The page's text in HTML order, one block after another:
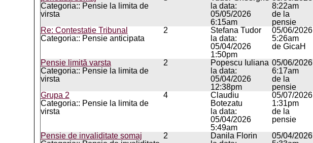
Categoria:: Pensie la limita de
virsta
la data:
05/05/2026
6:15am
8:22am
de la
pensie
Re: Contestatie Tribunal
Categoria:: Pensie anticipata
2
Stefana Tudor
la data:
05/04/2026
1:50pm
05/06/2026
5:26am
de GicaH
Pensie limită varsta
Categoria:: Pensie la limita de
virsta
2
Popescu Iuliana
la data:
05/04/2026
12:38pm
05/06/2026
6:17am
de la
pensie
Grupa 2
Categoria:: Pensie la limita de
virsta
4
Claudiu
Botezatu
la data:
05/04/2026
5:49am
05/07/2026
1:31pm
de la
pensie
Pensie de invaliditate somaj
2
Danila Florin
05/04/2026